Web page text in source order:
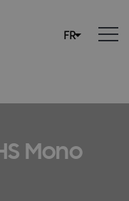
Mono